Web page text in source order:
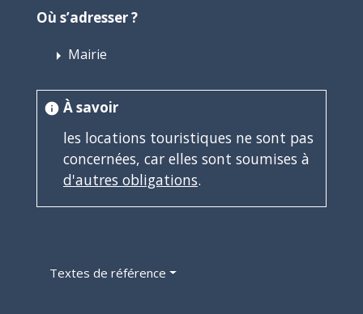
Où s’adresser ?
arrow_right Mairie
info À savoir
les locations touristiques ne sont pas
concernées, car elles sont soumises à
d'autres obligations.
Textes de référence